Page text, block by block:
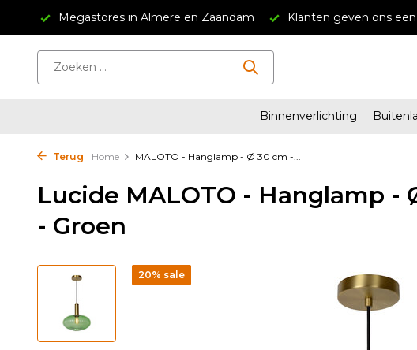
Megastores in Almere en Zaandam Klanten geven ons een
Binnenverlichting
Terug Home MALOTO - Hanglamp - Ø 30 cm -...
Lucide MALOTO - Hanglamp -
- Groen
20% sale